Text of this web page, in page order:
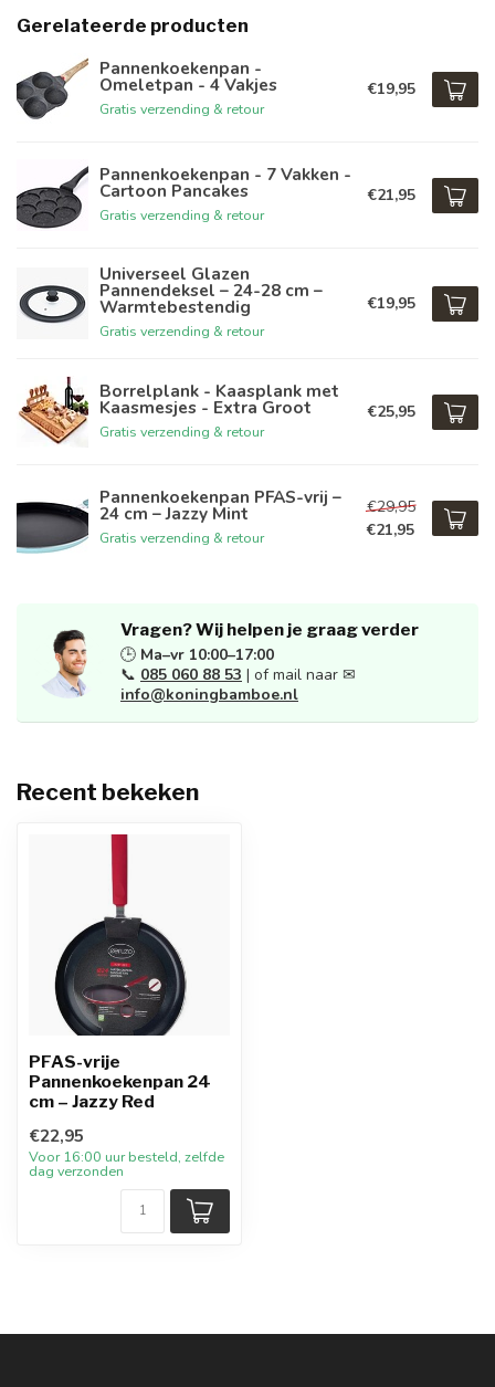
Gerelateerde producten
Pannenkoekenpan -
Omeletpan - 4 Vakjes
Gratis verzending & retour
€19,95
Pannenkoekenpan - 7 Vakken -
Cartoon Pancakes
Gratis verzending & retour
€21,95
Universeel Glazen
Pannendeksel – 24-28 cm –
Warmtebestendig
Gratis verzending & retour
€19,95
Borrelplank - Kaasplank met
Kaasmesjes - Extra Groot
Gratis verzending & retour
€25,95
Pannenkoekenpan PFAS-vrij –
24 cm – Jazzy Mint
Gratis verzending & retour
€29,95
€21,95
Vragen? Wij helpen je graag verder
🕒 Ma–vr 10:00–17:00
📞 085 060 88 53 | of mail naar ✉
info@koningbamboe.nl
Recent bekeken
PFAS-vrije
Pannenkoekenpan 24
cm – Jazzy Red
€22,95
Voor 16:00 uur besteld, zelfde
dag verzonden